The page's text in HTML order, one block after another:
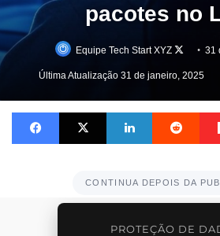
pacotes no
Equipe Tech Start XYZ
Follow31
Última Atualização 31 de janeiro, 2025
Facebook X Linkedin
CONTINUA DEPOIS DA
PROTEÇÃO DE